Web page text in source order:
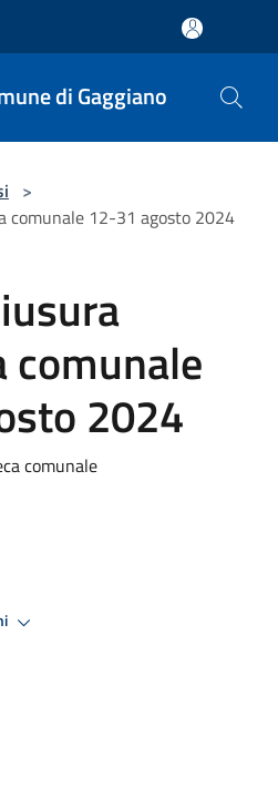
di Gaggiano
>
comunale 12-31 agosto 2024
comunale
2024
comunale